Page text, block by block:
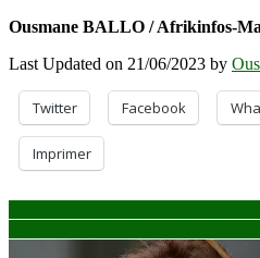
Ousmane BALLO / Afrikinfos-
Last Updated on 21/06/2023 by
Twitter Facebook
Imprimer
Navigation
de